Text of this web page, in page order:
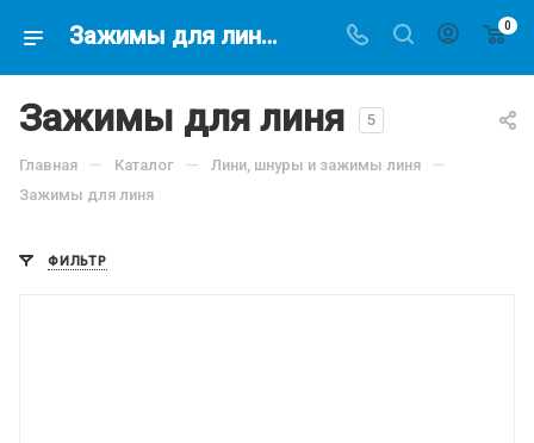
Зажимы для линя Dyneema 17 руб/метр для подводных ружей купить в магазине подводной охоты - Водолаз.РФ 8 800 500 12 18 - 0
Зажимы для линя 5
Главная — Каталог — Лини, шнуры и зажимы линя —
Зажимы для линя
ФИЛЬТР